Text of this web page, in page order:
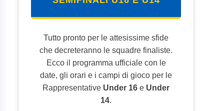
Tutto pronto per le attesissime sfide
che decreteranno le squadre finaliste.
Ecco il programma ufficiale con le
date, gli orari e i campi di gioco per le
Rappresentative Under 16 e Under
14.